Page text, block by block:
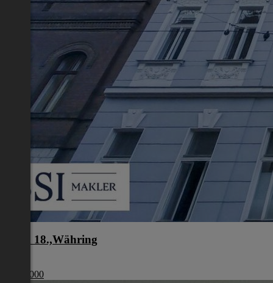
Wien 18.,Währing
€ 329 000